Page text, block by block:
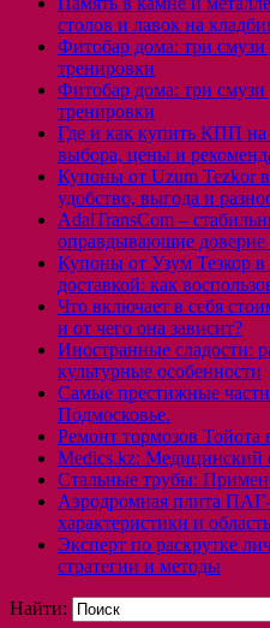
столов и лавок на
Фитобар дома: три смузи
тренировки
Фитобар дома: три смузи
тренировки
Где и как купить КПП
выбора, цены и
Купоны от Uzum Tezkor в
удобство, выгода и
AdalTransCom –
оправдывающие доверие
Купоны от Узум Тезкор
доставкой: как
Что включает в себя
и от чего она зависит?
Иностранные сладости:
культурные особенности
Самые престижные
Подмосковье.
Ремонт тормозов
Medics.kz: Медицинский
Стальные трубы:
Аэродромная плита
характеристики и
Эксперт по раскрутке
стратегии и методы
Найти: